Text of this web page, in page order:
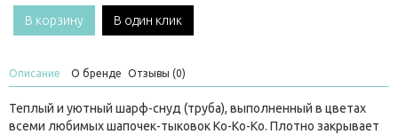
В корзину В один клик
Описание О бренде Отзывы (0)
Теплый и уютный шарф-снуд (труба), выполненный в цветах
всеми любимыхшапочек-тыковок Ko-Ko-Ko. Плотно закрывает